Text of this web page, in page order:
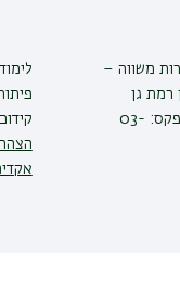
משווה –
רמת גן
5290002 | טלפון: 03-5318281 | פקס: 03-